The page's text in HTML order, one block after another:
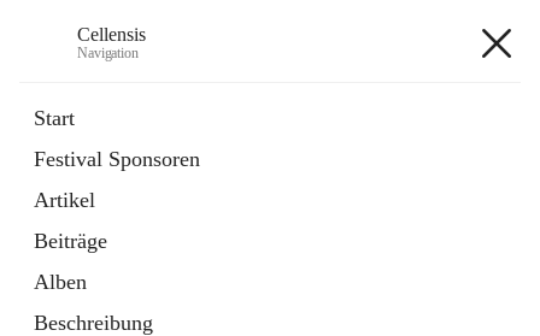
Cellensis
Navigation
Start
Festival Sponsoren
Artikel
Beiträge
Alben
Beschreibung
Festival Sponsoren